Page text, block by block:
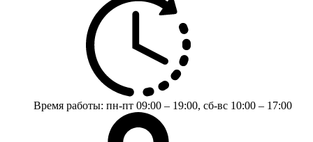
Время работы: пн-пт 09:00 – 19:00, сб-вс 10:00 – 17:00